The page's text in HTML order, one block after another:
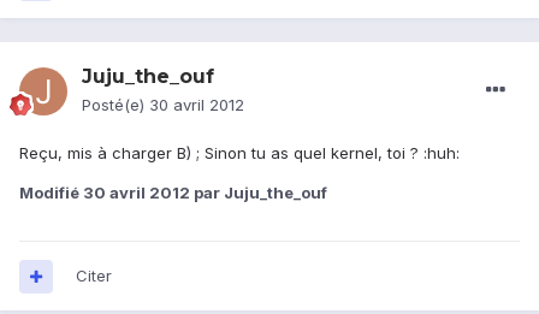
Juju_the_ouf
Posté(e) 30 avril 2012
Reçu, mis à charger B) ; Sinon tu as quel kernel, toi ? :huh:
Modifié 30 avril 2012 par Juju_the_ouf
Citer